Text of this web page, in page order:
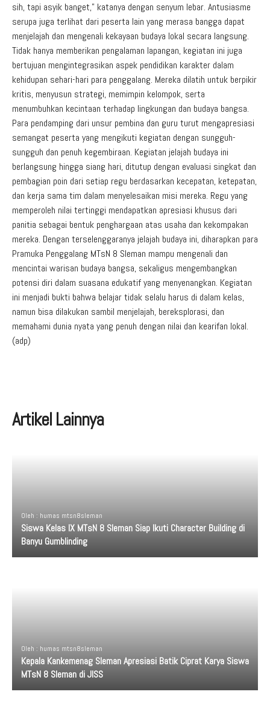
sih, tapi asyik banget,” katanya dengan senyum lebar. Antusiasme
serupa juga terlihat dari peserta lain yang merasa bangga dapat
menjelajah dan mengenali kekayaan budaya lokal secara langsung.
Tidak hanya memberikan pengalaman lapangan, kegiatan ini juga
bertujuan mengintegrasikan aspek pendidikan karakter dalam
kehidupan sehari-hari para penggalang. Mereka dilatih untuk berpikir
kritis, menyusun strategi, memimpin kelompok, serta
menumbuhkan kecintaan terhadap lingkungan dan budaya bangsa.
Para pendamping dari unsur pembina dan guru turut mengapresiasi
semangat peserta yang mengikuti kegiatan dengan sungguh-
sungguh dan penuh kegembiraan. Kegiatan jelajah budaya ini
berlangsung hingga siang hari, ditutup dengan evaluasi singkat dan
pembagian poin dari setiap regu berdasarkan kecepatan, ketepatan,
dan kerja sama tim dalam menyelesaikan misi mereka. Regu yang
memperoleh nilai tertinggi mendapatkan apresiasi khusus dari
panitia sebagai bentuk penghargaan atas usaha dan kekompakan
mereka. Dengan terselenggaranya jelajah budaya ini, diharapkan para
Pramuka Penggalang MTsN 8 Sleman mampu mengenali dan
mencintai warisan budaya bangsa, sekaligus mengembangkan
potensi diri dalam suasana edukatif yang menyenangkan. Kegiatan
ini menjadi bukti bahwa belajar tidak selalu harus di dalam kelas,
namun bisa dilakukan sambil menjelajah, bereksplorasi, dan
memahami dunia nyata yang penuh dengan nilai dan kearifan lokal.
(adp)
Artikel Lainnya
Oleh : humas mtsn8sleman
Siswa Kelas IX MTsN 8 Sleman Siap Ikuti Character Building di
Banyu Gumblinding
Oleh : humas mtsn8sleman
Kepala Kankemenag Sleman Apresiasi Batik Ciprat Karya Siswa
MTsN 8 Sleman di JISS